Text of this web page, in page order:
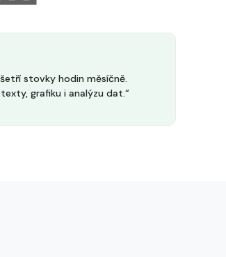
stovky hodin měsíčně.
grafiku i analýzu dat.“